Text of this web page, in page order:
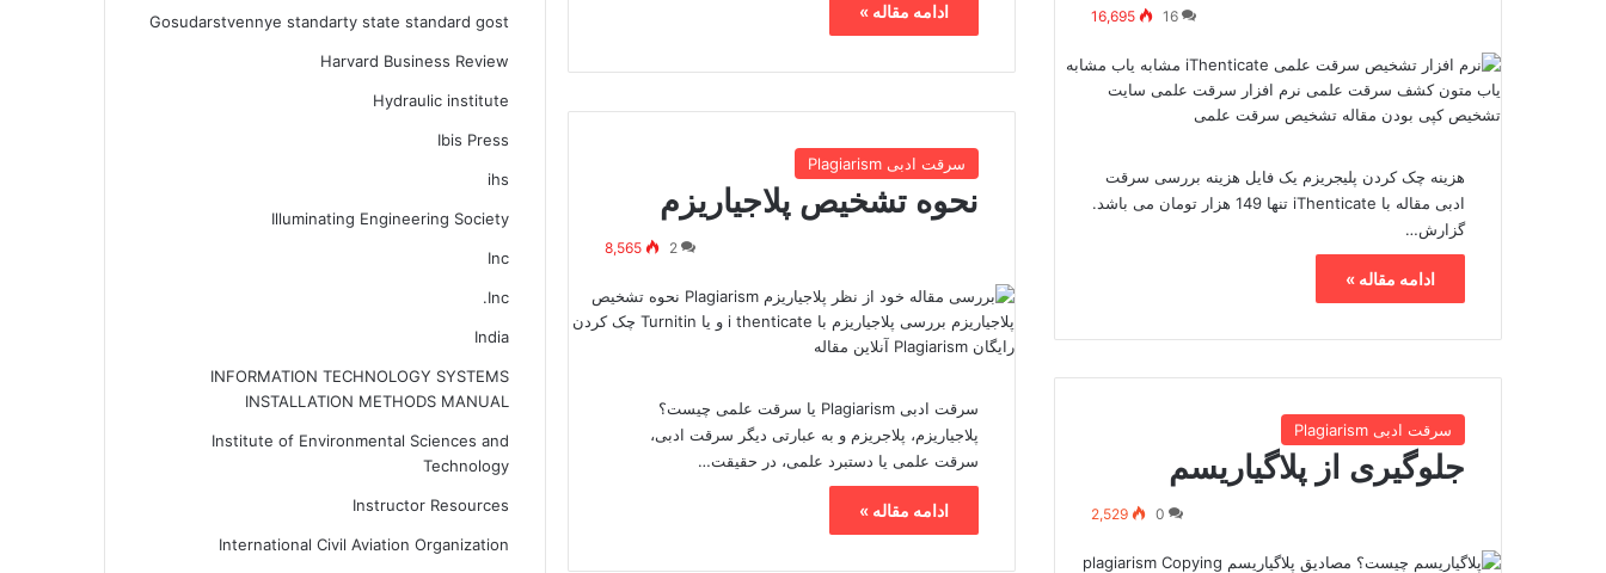
ادامه مقاله » 16
16,695
هزینه چک کردن پلیجریزم یک فایل هزینه بررسی سرقت
ادبی مقاله با iThenticate تنها 149 هزار تومان می باشد.
گزارش…
ادامه مقاله »
سرقت ادبی Plagiarism
نحوه تشخیص پلاجیاریزم
2
8,565
سرقت ادبی Plagiarism یا سرقت علمی چیست؟
پلاجیاریزم، پلاجریزم و به عبارتی دیگر سرقت ادبی،
سرقت علمی یا دستبرد علمی، در حقیقت…
ادامه مقاله »
سرقت ادبی Plagiarism
جلوگیری از پلاگیاریسم
0
2,529
Gosudarstvennye standarty state standard gost
Harvard Business Review
Hydraulic institute
Ibis Press
ihs
Illuminating Engineering Society
Inc
Inc.
India
INFORMATION TECHNOLOGY SYSTEMS
INSTALLATION METHODS MANUAL
Institute of Environmental Sciences and
Technology
Instructor Resources
International Civil Aviation Organization